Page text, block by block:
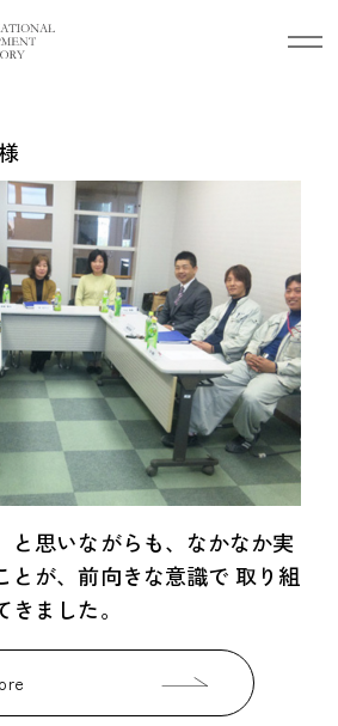
と思いながらも、なかなか実
とが、前向きな意識で 取り組
ました。